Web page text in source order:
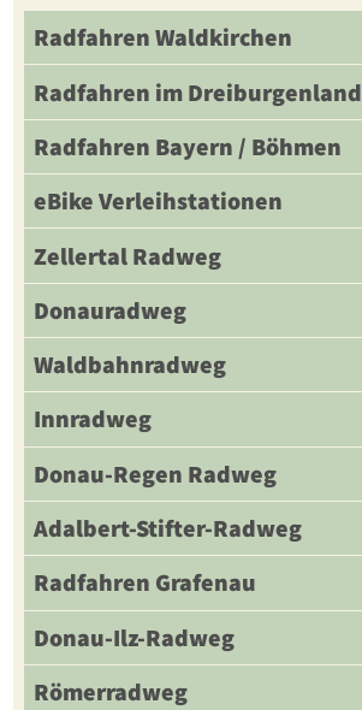
Radfahren Waldkirchen
Radfahren im Dreiburgenland
Radfahren Bayern / Böhmen
eBike Verleihstationen
Zellertal Radweg
Donauradweg
Waldbahnradweg
Innradweg
Donau-Regen Radweg
Adalbert-Stifter-Radweg
Radfahren Grafenau
Donau-Ilz-Radweg
Römerradweg